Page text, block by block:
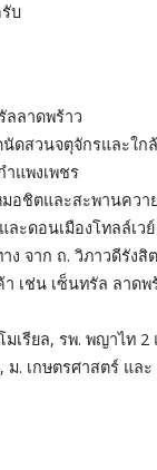
บ
ลลาดพร้าว
นัดสวนจตุจักรและใก
ำแพงเพชร
มอชิตและสะพานควา
ะดอนเมืองโทลล์เวย์
ง จาก ถ. วิภาวดีรัง
เช่น เซ็นทรัล ลาด
มเรียล, รพ. พญาไท
ม. เกษตรศาสตร์ แล